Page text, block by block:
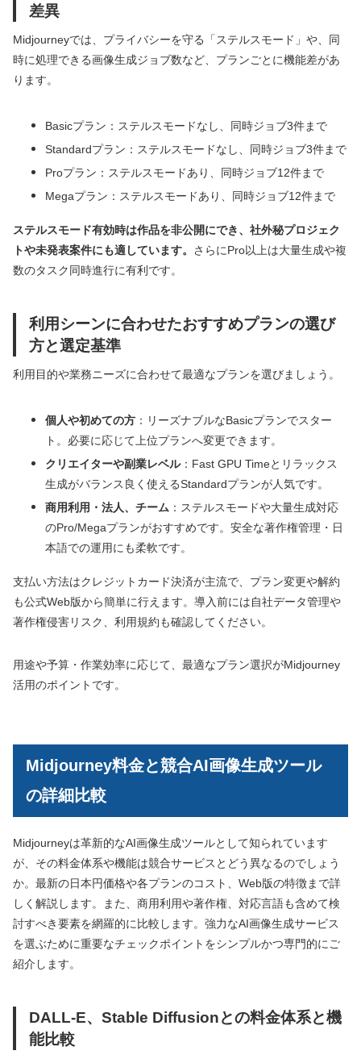
差異
Midjourneyでは、プライバシーを守る「ステルスモード」や、同
時に処理できる画像生成ジョブ数など、プランごとに機能差があ
ります。
Basicプラン：ステルスモードなし、同時ジョブ3件まで
Standardプラン：ステルスモードなし、同時ジョブ3件まで
Proプラン：ステルスモードあり、同時ジョブ12件まで
Megaプラン：ステルスモードあり、同時ジョブ12件まで
ステルスモード有効時は作品を非公開にでき、社外秘プロジェク
トや未発表案件にも適しています。 さらにPro以上は大量生成や複
数のタスク同時進行に有利です。
利用シーンに合わせたおすすめプランの選び
方と選定基準
利用目的や業務ニーズに合わせて最適なプランを選びましょう。
個人や初めての方 ：リーズナブルなBasicプランでスター
ト。必要に応じて上位プランへ変更できます。
クリエイターや副業レベル：Fast GPU Timeとリラックス
生成がバランス良く使えるStandardプランが人気です。
商用利用・法人、チーム ：ステルスモードや大量生成対応
のPro/Megaプランがおすすめです。安全な著作権管理・日
本語での運用にも柔軟です。
支払い方法はクレジットカード決済が主流で、プラン変更や解約
も公式Web版から簡単に行えます。導入前には自社データ管理や
著作権侵害リスク、利用規約も確認してください。
用途や予算・作業効率に応じて、最適なプラン選択がMidjourney
活用のポイントです。
Midjourney料金と競合AI画像生成ツール
の詳細比較
Midjourneyは革新的なAI画像生成ツールとして知られています
が、その料金体系や機能は競合サービスとどう異なるのでしょう
か。最新の日本円価格や各プランのコスト、Web版の特徴まで詳
しく解説します。また、商用利用や著作権、対応言語も含めて検
討すべき要素を網羅的に比較します。強力なAI画像生成サービス
を選ぶために重要なチェックポイントをシンプルかつ専門的にご
紹介します。
DALL-E、Stable Diffusionとの料金体系と機
能比較